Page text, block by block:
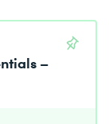
–